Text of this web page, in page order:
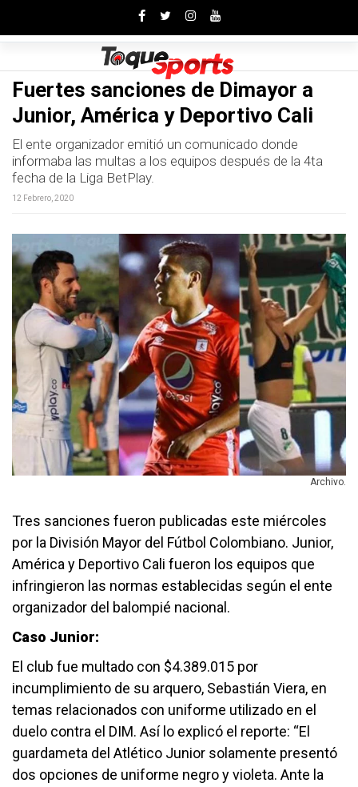
Fuertes sanciones de Dimayor a
Junior, América y Deportivo Cali
El ente organizador emitió un comunicado donde
informaba las multas a los equipos después de la 4ta
fecha de la Liga BetPlay.
12 Febrero, 2020
Archivo.
Tres sanciones fueron publicadas este miércoles
por la División Mayor del Fútbol Colombiano. Junior,
América y Deportivo Cali fueron los equipos que
infringieron las normas establecidas según el ente
organizador del balompié nacional.
Caso Junior:
El club fue multado con $4.389.015 por
incumplimiento de su arquero, Sebastián Viera, en
temas relacionados con uniforme utilizado en el
duelo contra el DIM. Así lo explicó el reporte: “El
guardameta del Atlético Junior solamente presentó
dos opciones de uniforme negro y violeta. Ante la